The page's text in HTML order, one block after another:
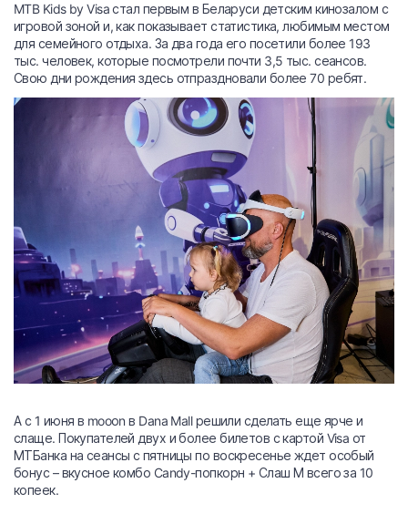
MTB Kids by Visa стал первым в Беларуси детским кинозалом с
игровой зоной и, как показывает статистика, любимым местом
для семейного отдыха. За два года его посетили более 193
тыс. человек, которые посмотрели почти 3,5 тыс. сеансов.
Свою дни рождения здесь отпраздновали более 70 ребят.
А с 1 июня в mooоn в Dana Mall решили сделать еще ярче и
слаще. Покупателей двух и более билетов с картой Visa от
МТБанка на сеансы с пятницы по воскресенье ждет особый
бонус – вкусное комбо Candy-попкорн + Слаш М всего за 10
копеек.